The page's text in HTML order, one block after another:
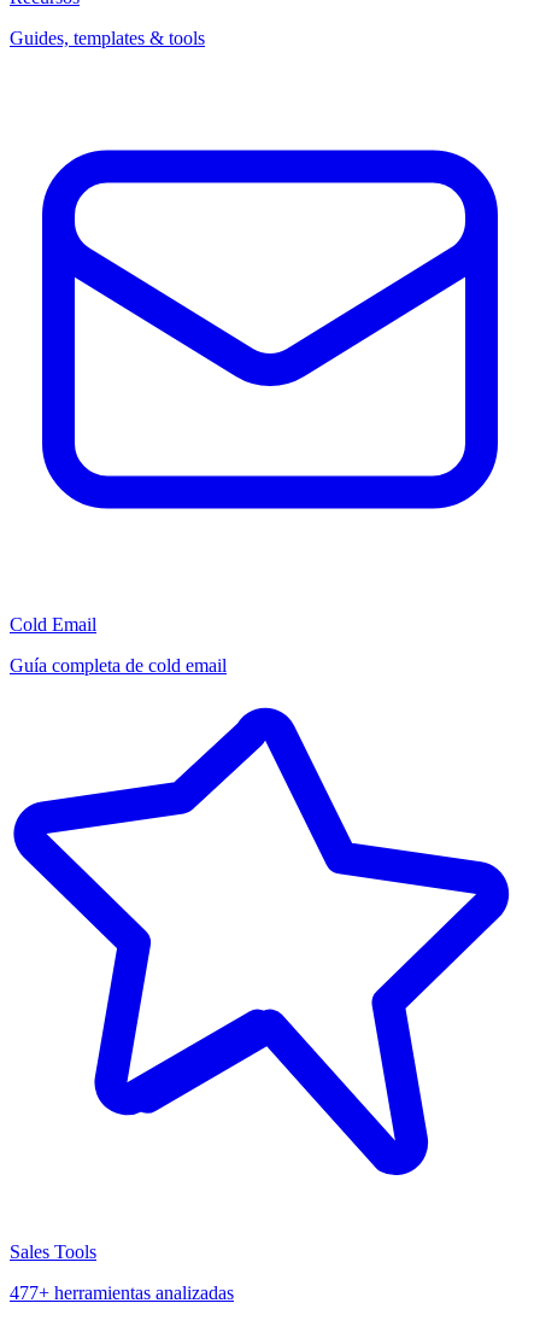
Guides, templates & tools
Cold Email
Guía completa de cold email
Sales Tools
477+ herramientas analizadas